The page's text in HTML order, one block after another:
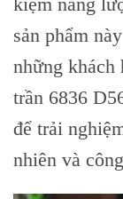
sản phẩm
những khách
trần 6836
để trải
nhiên và